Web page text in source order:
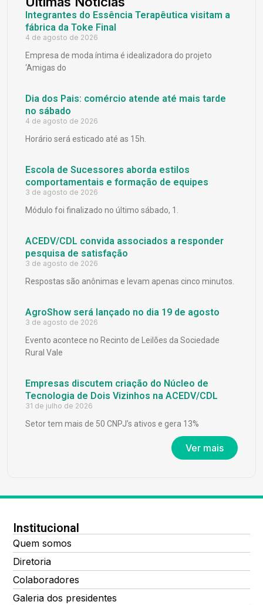
Integrantes do Essência Terapêutica visitam a
fábrica da Toke Final
4 de agosto de 2026
Empresa de moda íntima é idealizadora do projeto
‘Amigas do
Dia dos Pais: comércio atende até mais tarde
no sábado
4 de agosto de 2026
Horário será esticado até as 15h.
Escola de Sucessores aborda estilos
comportamentais e formação de equipes
3 de agosto de 2026
Módulo foi finalizado no último sábado, 1.
ACEDV/CDL convida associados a responder
pesquisa de satisfação
3 de agosto de 2026
Respostas são anônimas e levam apenas cinco minutos.
AgroShow será lançado no dia 19 de agosto
3 de agosto de 2026
Evento acontece no Recinto de Leilões da Sociedade
Rural Vale
Empresas discutem criação do Núcleo de
Tecnologia de Dois Vizinhos na ACEDV/CDL
31 de julho de 2026
Setor tem mais de 50 CNPJ’s ativos e gera 13%
Ver mais
Institucional
Quem somos
Diretoria
Colaboradores
Galeria dos presidentes